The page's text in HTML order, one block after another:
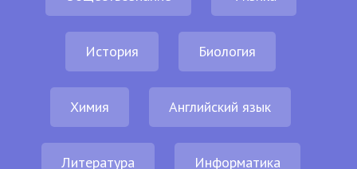
История Биология
Химия Английский язык
Литература Информатика